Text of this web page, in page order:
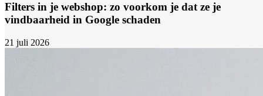
Filters in je webshop: zo voorkom je dat ze je
vindbaarheid in Google schaden
21 juli 2026